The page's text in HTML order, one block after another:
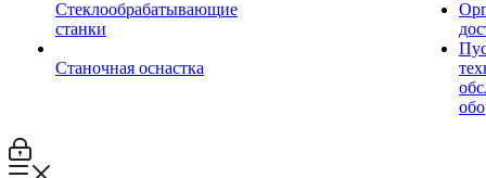
Стеклообрабатывающие
станки
Станочная оснастка